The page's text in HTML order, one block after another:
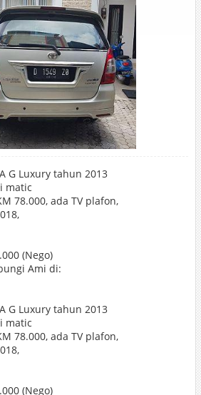
G Luxury tahun 2013
matic
78.000, ada TV plafon,
(Nego)
Ami di:
G Luxury tahun 2013
matic
78.000, ada TV plafon,
(Nego)